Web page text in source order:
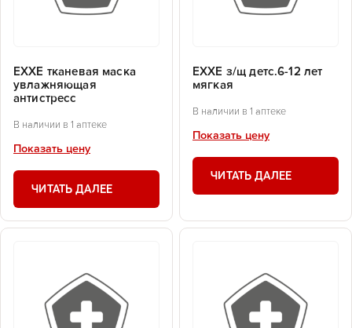
EXXE тканевая маска
увлажняющая
антистресс
В наличии в 1 аптеке
Показать цену
ЧИТАТЬ ДАЛЕЕ
EXXE з/щ детс.6-12 лет
мягкая
В наличии в 1 аптеке
Показать цену
ЧИТАТЬ ДАЛЕЕ